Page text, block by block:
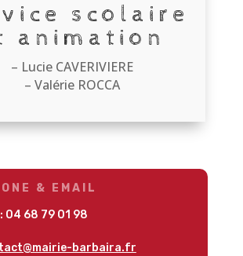
scolaire
animation
– Lucie CAVERIVIERE
– Valérie ROCCA
& EMAIL
04 68 79 01 98
barbaira.fr